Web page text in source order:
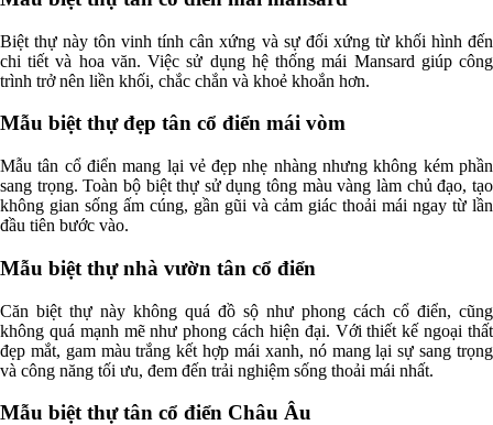
Biệt thự này tôn vinh tính cân xứng và sự đối xứng từ khối hình đến
chi tiết và hoa văn. Việc sử dụng hệ thống mái Mansard giúp công
trình trở nên liền khối, chắc chắn và khoẻ khoắn hơn.
Mẫu biệt thự đẹp tân cổ điển mái vòm
Mẫu tân cổ điển mang lại vẻ đẹp nhẹ nhàng nhưng không kém phần
sang trọng. Toàn bộ biệt thự sử dụng tông màu vàng làm chủ đạo, tạo
không gian sống ấm cúng, gần gũi và cảm giác thoải mái ngay từ lần
đầu tiên bước vào.
Mẫu biệt thự nhà vườn tân cổ điển
Căn biệt thự này không quá đồ sộ như phong cách cổ điển, cũng
không quá mạnh mẽ như phong cách hiện đại. Với thiết kế ngoại thất
đẹp mắt, gam màu trắng kết hợp mái xanh, nó mang lại sự sang trọng
và công năng tối ưu, đem đến trải nghiệm sống thoải mái nhất.
Mẫu biệt thự tân cổ điển Châu Âu